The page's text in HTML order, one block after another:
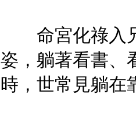
命宮化祿入兄
姿，躺著看書、
時，世常見躺在